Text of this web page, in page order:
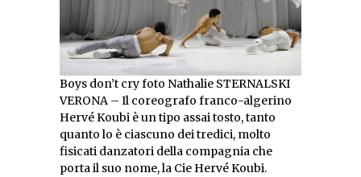
Boys don’t cry foto Nathalie STERNALSKI
VERONA – Il coreografo franco-algerino
Hervé Koubi è un tipo assai tosto, tanto
quanto lo è ciascuno dei tredici, molto
fisicati danzatori della compagnia che
porta il suo nome, la Cie Hervé Koubi.